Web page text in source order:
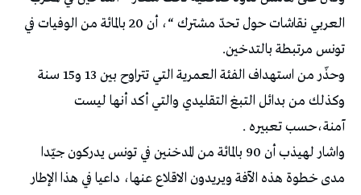
العربي نقاشات حول تحدّ مشترك “، أن 20 بالمائة من الوفيات في
تونس مرتبطة بالتدخين.
وحذّر من استهداف الفئة العمرية التي تتراوح بين 13 و15 سنة
وكذلك من بدائل التبغ التقليدي والتي أكد أنها ليست
آمنة،حسب تعبيره .
واشار لهيذب أن 90 بالمائة من المدخنين في تونس يدركون جيّدا
مدى خطوة هذه الآفة ويريدون الاقلاع عنها، داعيا في هذا الإطار